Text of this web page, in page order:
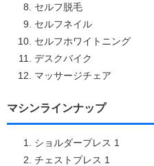
セルフ脱毛
セルフネイル
セルフホワイトニング
デスクバイク
マッサージチェア
マシンラインナップ
ショルダープレス 1
チェストプレス 1